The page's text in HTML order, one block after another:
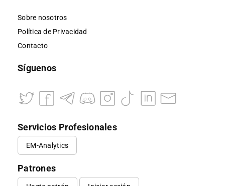
Sobre nosotros
Política de Privacidad
Contacto
Síguenos
Servicios Profesionales
EM-Analytics
Patrones